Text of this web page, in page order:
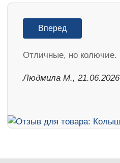
Вперед
Отличные, но колючие.
Людмила М., 21.06.2026